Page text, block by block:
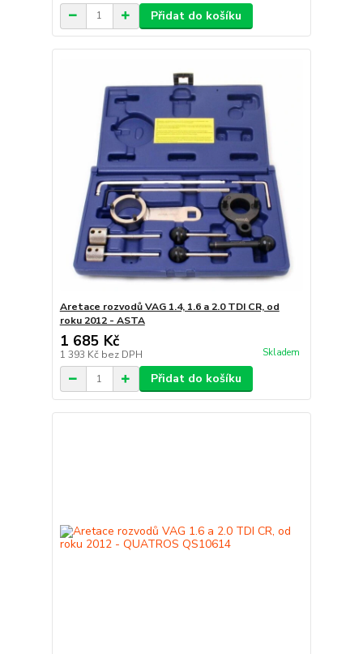
Přidat do košíku
Aretace rozvodů VAG 1.4, 1.6 a 2.0 TDI CR, od
roku 2012 - ASTA
1 685 Kč
1 393 Kč bez DPH Skladem
Přidat do košíku